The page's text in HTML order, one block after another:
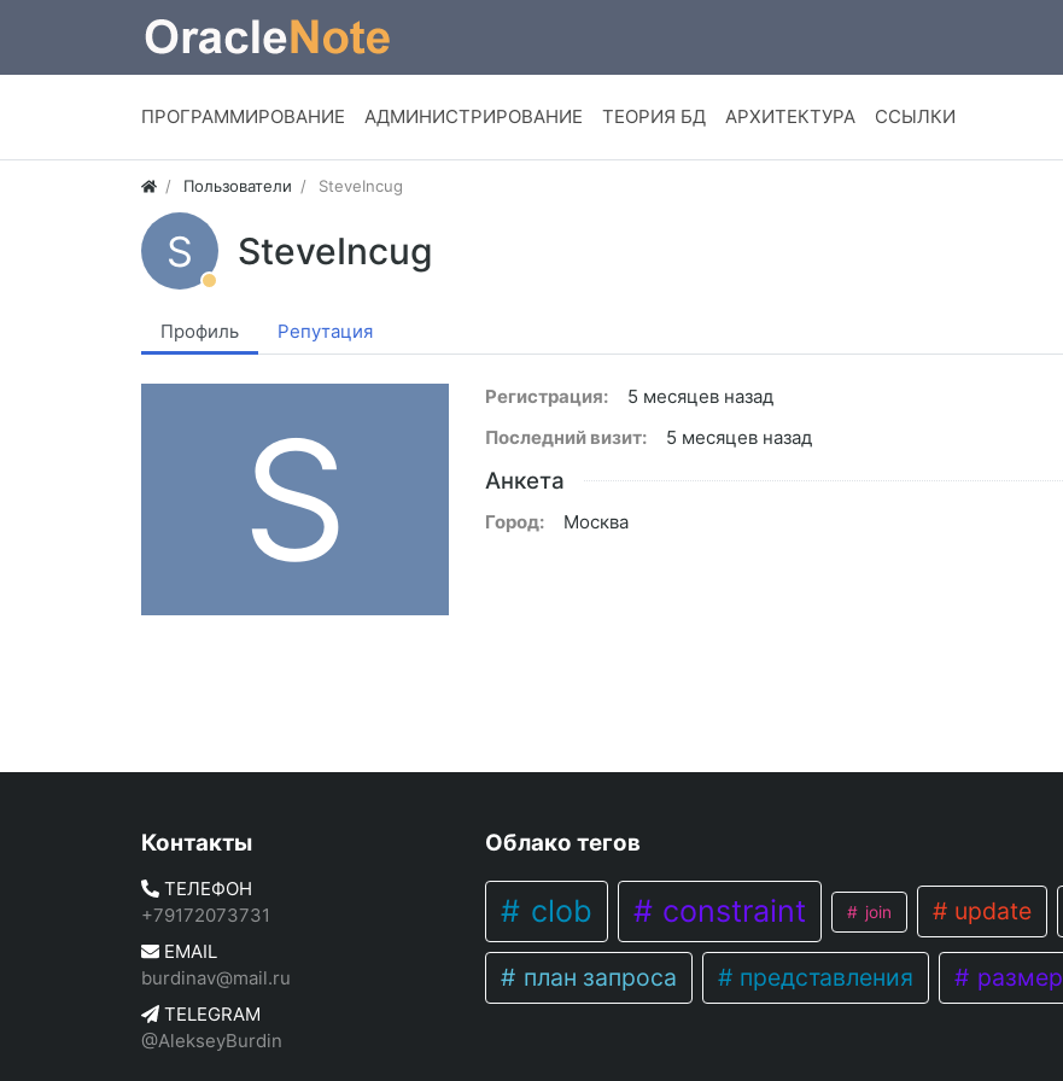
ПРОГРАММИРОВАНИЕ АДМИНИСТРИРОВАНИЕ ТЕОРИЯ БД АРХИТЕКТУРА ССЫЛКИ
Пользователи SteveIncug
S SteveIncug
Профиль Репутация
S
Регистрация:
5 месяцев назад
Последний визит:
5 месяцев назад
Анкета
Город: Москва
Контакты
ТЕЛЕФОН
+79172073731
EMAIL
burdinav@mail.ru
TELEGRAM
@AlekseyBurdin
Облако тегов
clob constraint join update
план запроса представления размер